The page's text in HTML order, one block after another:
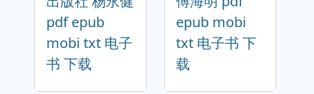
pdf epub
mobi txt 电子
书 下载
epub mobi
txt 电子书 下
载